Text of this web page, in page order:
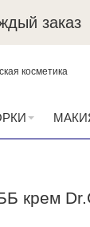
заказ
крем